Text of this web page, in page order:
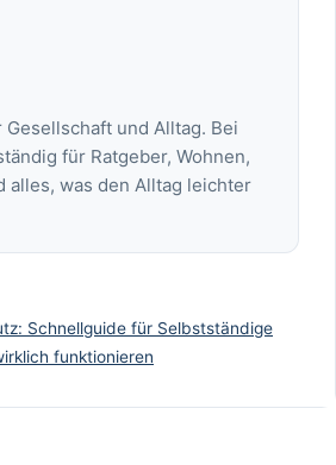
und Alltag. Bei
für Ratgeber, Wohnen,
alles, was den Alltag leichter
Schnellguide für Selbstständige
funktionieren